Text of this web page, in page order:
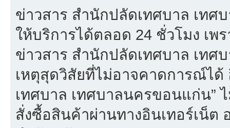
ข่าวสาร สำนักปลัดเทศบาล เทศ
ให้บริการได้ตลอด 24 ชั่วโมง เพ
ข่าวสาร สำนักปลัดเทศบาล เท
เหตุสุดวิสัยที่ไม่อาจคาดการณ์ได้
เทศบาล เทศบาลนครขอนแก่น”
สั่งซื้อสินค้าผ่านทางอินเทอร์เน็ต